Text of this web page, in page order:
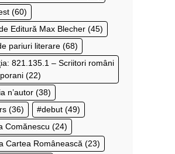
(60)
Editură Max Blecher (45)
pariuri literare (68)
821.135.1 – Scriitori români
(22)
n’autor (38)
(36) debut (49)
Comănescu (24)
Cartea Românească (23)